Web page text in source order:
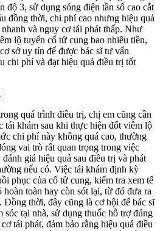
độ 3, sử dụng sóng điện tần số cao cắt
đồng thời, chi phí cao nhưng hiệu quả
và nguy cơ tái phát thấp. Như
lộ tuyến cổ tử cung bao nhiêu tiền,
sở uy tín để được bác sĩ tư vấn
chi phí và đạt hiệu quả điều trị tốt
quá trình điều trị, chị em cũng cần
tái khám sau khi thực hiện đốt viêm lộ
chi phí này không quá cao, thường
vai trò rất quan trọng trong việc
giá hiệu quả sau điều trị và phát
nếu có. Việc tái khám định kỳ
phục của cổ tử cung, kiểm tra xem tế
toàn hay còn sót lại, từ đó đưa ra
thời, đây cũng là cơ hội để bác sĩ
sóc tại nhà, sử dụng thuốc hỗ trợ đúng
tái phát, đảm bảo rằng hiệu quả điều